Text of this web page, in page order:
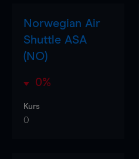
Norwegian Air
Shuttle ASA
(NO)
0%
Kurs
0